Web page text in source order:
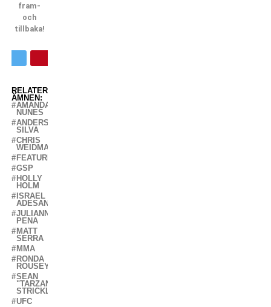
fram-
och
tillbaka!
RELATERADE
ÄMNEN:
AMANDA
NUNES
ANDERSON
SILVA
CHRIS
WEIDMAN
FEATURED
GSP
HOLLY
HOLM
ISRAEL
ADESANYA
JULIANNA
PENA
MATT
SERRA
MMA
RONDA
ROUSEY
SEAN
"TARZAN"
STRICKLAND
UFC